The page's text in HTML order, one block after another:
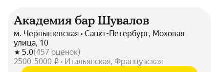
Академия бар Шувалов
м. Чернышевская • Санкт-Петербург, Моховая
улица, 10
5.0(457 оценок)
2500-5000 ₽ • Итальянская, Французская